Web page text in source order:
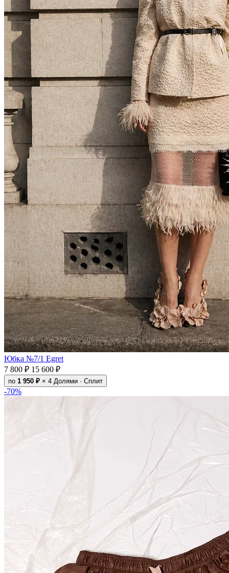
Юбка №7/1 Egret
7 800 ₽ 15 600 ₽
по 1 950 ₽ × 4 Долями · Сплит
-70%